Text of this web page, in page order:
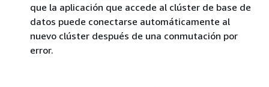
que la aplicación que accede al clúster de base de
datos puede conectarse automáticamente al
nuevo clúster después de una conmutación por
error.